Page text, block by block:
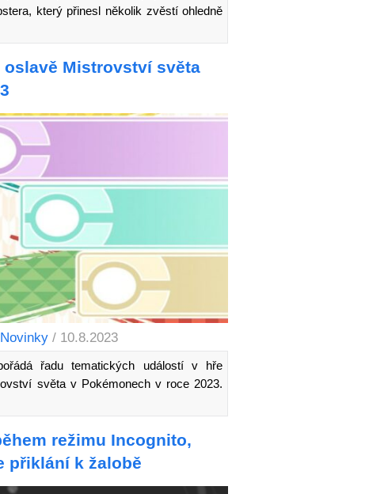
který přinesl několik zvěstí ohledně
oslavě Mistrovství světa
/ 10.8.2023
řadu tematických událostí v hře
světa v Pokémonech v roce 2023.
režimu Incognito,
přiklání k žalobě